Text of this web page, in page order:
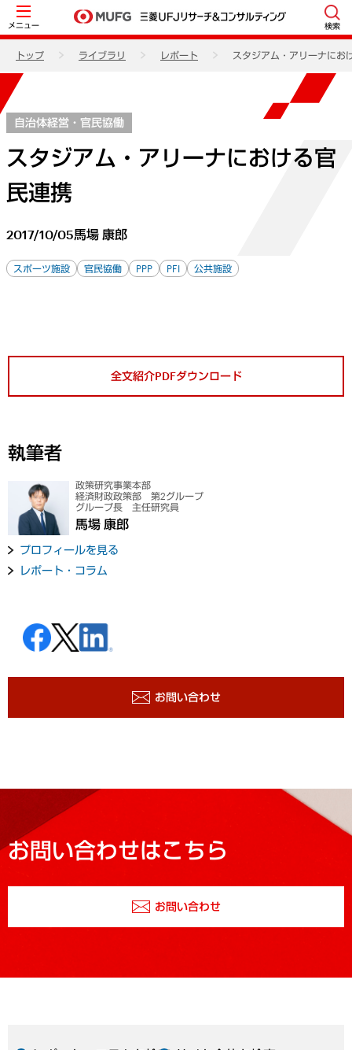
メニュー 検索
トップ ライブラリ レポート スタジアム・アリーナにお
自治体経営・官民協働
スタジアム・アリーナにおける官
民連携
2017/10/05馬場 康郎
スポーツ施設 官民協働 PPP PFI 公共施設
全文紹介PDFダウンロード
執筆者
政策研究事業本部
経済財政政策部 第2グループ
グループ長 主任研究員
馬場 康郎
プロフィールを見る
レポート・コラム
お問い合わせ
お問い合わせはこちら
お問い合わせ